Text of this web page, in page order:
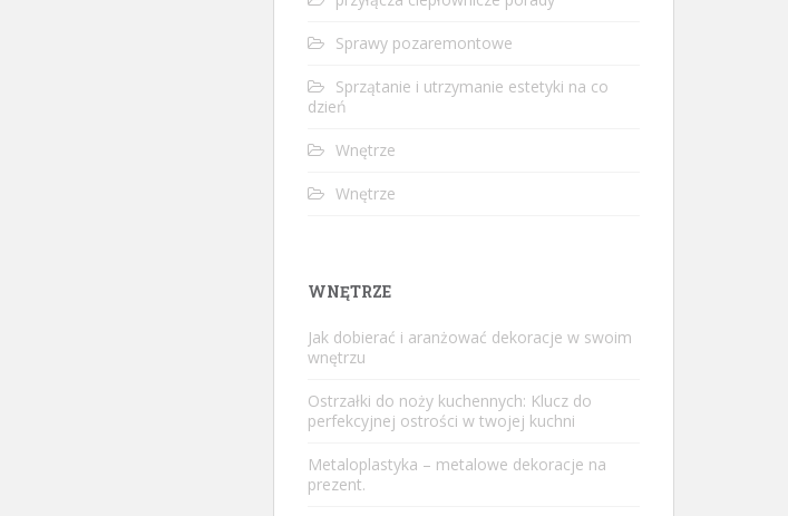
Sprawy pozaremontowe
Sprzątanie i utrzymanie estetyki na co
dzień
Wnętrze
Wnętrze
WNĘTRZE
Jak dobierać i aranżować dekoracje w swoim
wnętrzu
Ostrzałki do noży kuchennych: Klucz do
perfekcyjnej ostrości w twojej kuchni
Metaloplastyka – metalowe dekoracje na
prezent.